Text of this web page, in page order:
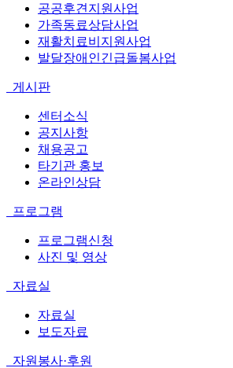
공공후견지원사업
가족동료상담사업
재활치료비지원사업
발달장애인긴급돌봄사업
게시판
센터소식
공지사항
채용공고
타기관 홍보
온라인상담
프로그램
프로그램신청
사진 및 영상
자료실
자료실
보도자료
자원봉사·후원